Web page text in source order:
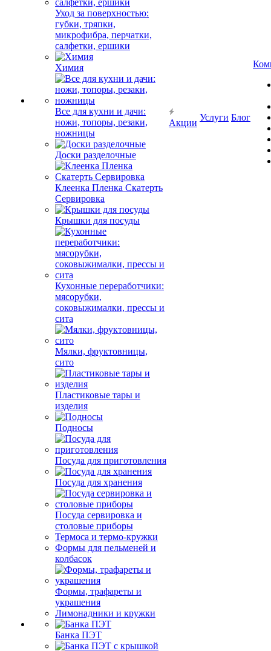
Уход за поверхностью:
губки, тряпки,
микрофибра, перчатки,
салфетки, ершики
Химия
Все для кухни и дачи:
ножи, топоры, резаки,
ножницы
Доски разделочные
Клеенка Пленка Скатерть
Сервировка
Крышки для посуды
Кухонные переработчики:
мясорубки,
соковыжималки, прессы и
сита
Мялки, фруктовницы,
сито
Пластиковые тары и
изделия
Подносы
Посуда для приготовления
Посуда для хранения
Посуда сервировка и
столовые приборы
Термоса и термо-кружки
Формы для пельменей и
колбасок
Формы, трафареты и
украшения
Лимонадники и кружки
Банка ПЭТ
Акции
Услуги Блог